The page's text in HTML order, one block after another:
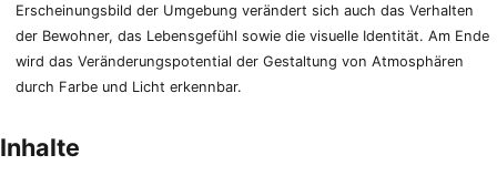
Erscheinungsbild der Umgebung verändert sich auch das Verhalten
der Bewohner, das Lebensgefühl sowie die visuelle Identität. Am Ende
wird das Veränderungspotential der Gestaltung von Atmosphären
durch Farbe und Licht erkennbar.
Inhalte